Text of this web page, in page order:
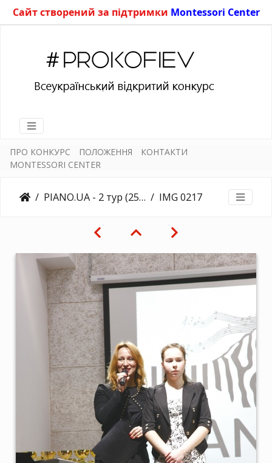
Сайт створений за підтримки Montessori Center
ПРО КОНКУРС ПОЛОЖЕННЯ
КОНТАКТИ
MONTESSORI CENTER
PIANO.UA - 2 тур (25.03.2018) IMG 0217